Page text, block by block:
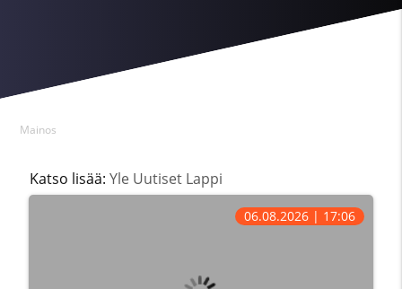
Mainos
Katso lisää: Yle Uutiset Lappi
06.08.2026 | 17:06